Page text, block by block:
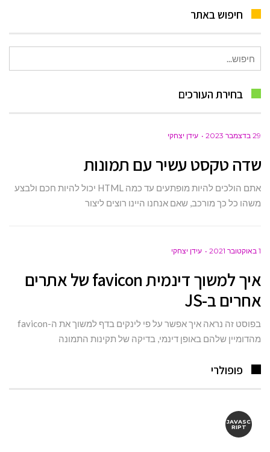
חיפוש באתר
עבור:
בחירת העורכים
29 בדצמבר 2023 עידן יצחקי
שדה טקסט עשיר עם תמונות
אתם הולכים להיות מופתעים עד כמה HTML יכול להיות חכם ולבצע
משהו כל כך מורכב, שאם אנחנו היינו רוצים ליצור
1 באוקטובר 2021 עידן יצחקי
איך למשוך דינמית favicon של אתרים
אחרים ב-JS
בפוסט זה נראה איך אפשר על פי לינקים בדף למשוך את ה-favicon
מהדומיין שלהם באופן דינמי, בדיקה של תקינות התמונה
פופולרי
JAVASC
RIPT